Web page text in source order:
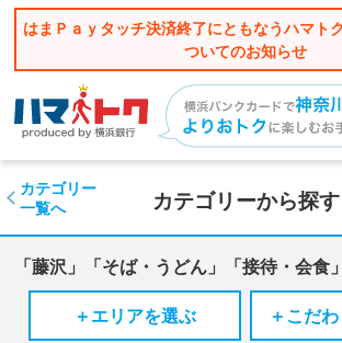
はまＰａｙタッチ決済終了にともなうハマト
ついてのお知らせ
カテゴリーから探す
カテゴリー
一覧へ
「藤沢」「そば・うどん」「接待・会食
＋エリアを選ぶ
＋こだ